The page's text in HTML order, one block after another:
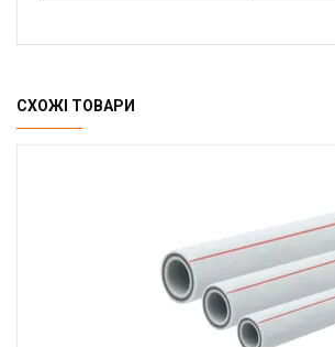
СХОЖІ ТОВАРИ